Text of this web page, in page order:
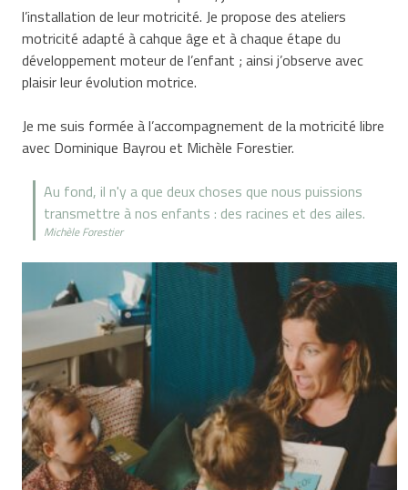
l’installation de leur motricité. Je propose des ateliers
motricité adapté à cahque âge et à chaque étape du
développement moteur de l’enfant ; ainsi j’observe avec
plaisir leur évolution motrice.
Je me suis formée à l’accompagnement de la motricité libre
avec Dominique Bayrou et Michèle Forestier.
Au fond, il n'y a que deux choses que nous puissions
transmettre à nos enfants : des racines et des ailes.
Michèle Forestier